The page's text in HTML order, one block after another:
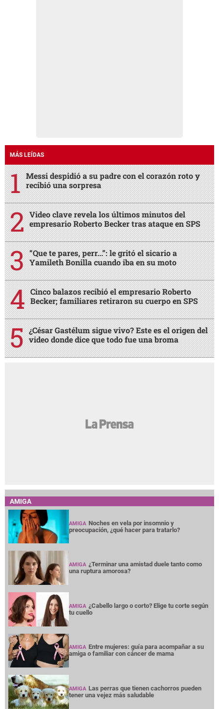
MÁS LEÍDAS
Messi despidió a su padre con el corazón roto y
recibió una sorpresa
Video clave revela los últimos minutos del
empresario Roberto Becker tras ataque en SPS
“Que te pares, perr...”: le gritó el sicario a
Yamileth Bonilla cuando iba en su moto
Cinco balazos recibió el empresario Roberto
Becker; familiares retiraron su cuerpo en SPS
¿César Gastélum sigue vivo? Este es el origen del
video donde dice que todo fue una broma
AMIGA
AMIGA Noches en vela por insomnio y
preocupación, ¿qué hacer para tratarlo?
AMIGA ¿Terminar una amistad duele tanto como
una ruptura amorosa?
AMIGA ¿Cabello largo o corto? Elige tu corte según
tu cuello
AMIGA Entre mujeres: guía para acompañar a su
amiga o familiar con cáncer de mama
AMIGA Las perras que tienen cachorros pueden
tener una vejez más saludable